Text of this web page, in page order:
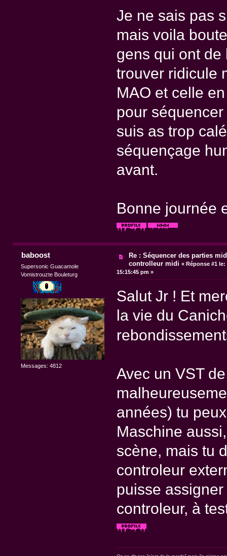
Je ne sais pas
mais voila
gens qui ont
trouver ridicule
MAO et celle
pour
suis as trop
séquençage
avant.
Bonne journée
baboost
Supersonic Guacamole
Vomistrouzte Bouleturg
Messages: 4812
Re : Séquencer des parties
controlleur midi «Réponse #1 le:
15:15:45 pm »
Salut Jr ! Et
la vie du
Avec un VST
années) tu
Maschine
scène, mais tu
controleur
puisse
controleur, à